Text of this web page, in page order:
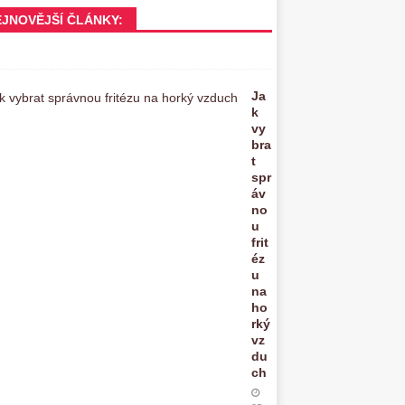
ČLÁNKY:
Ja
k
vy
bra
t
spr
áv
no
u
frit
éz
u
na
ho
rký
vz
du
ch